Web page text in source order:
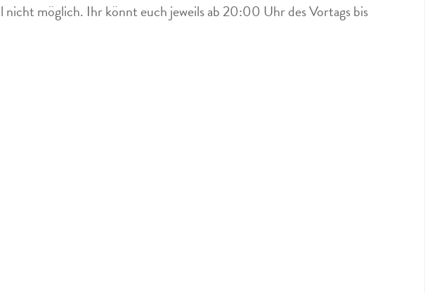
nicht möglich. Ihr könnt euch jeweils ab 20:00 Uhr des Vortags bis